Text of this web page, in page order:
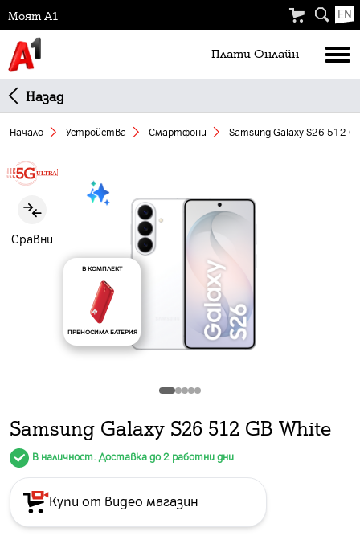
Моят А1 EN
Плати Oнлайн
Назад
Начало Устройства Смартфони Samsung Galaxy S26 512
Сравни
Slide 1 of 5
В КОМПЛЕКТ
ПРЕНОСИМА БАТЕРИЯ
Samsung Galaxy S26 512 GB White
В наличност. Доставка до 2 работни дни
Купи от видео магазин